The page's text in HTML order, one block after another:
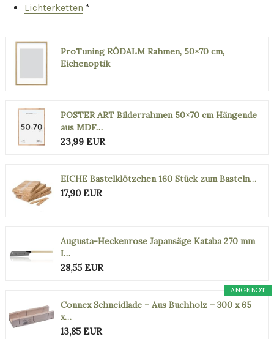
Lichterketten *
ProTuning RÖDALM Rahmen, 50×70 cm,
Eichenoptik
POSTER ART Bilderrahmen 50×70 cm Hängende
aus MDF…
23,99 EUR
EICHE Bastelklötzchen 160 Stück zum Basteln…
17,90 EUR
Augusta-Heckenrose Japansäge Kataba 270 mm
I…
28,55 EUR
ANGEBOT
Connex Schneidlade – Aus Buchholz – 300 x 65
x…
13,85 EUR